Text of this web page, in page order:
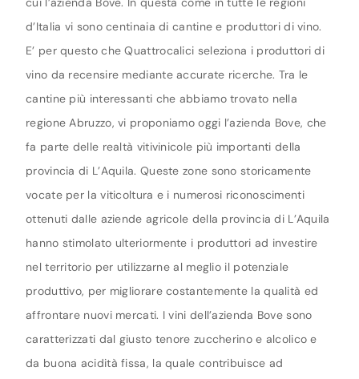
d’Italia vi sono centinaia di cantine e produttori di vino.
E’ per questo che Quattrocalici seleziona i produttori di
vino da recensire mediante accurate ricerche. Tra le
cantine più interessanti che abbiamo trovato nella
regione Abruzzo, vi proponiamo oggi l’azienda Bove, che
fa parte delle realtà vitivinicole più importanti della
provincia di L’Aquila. Queste zone sono storicamente
vocate per la viticoltura e i numerosi riconoscimenti
ottenuti dalle aziende agricole della provincia di L’Aquila
hanno stimolato ulteriormente i produttori ad investire
nel territorio per utilizzarne al meglio il potenziale
produttivo, per migliorare costantemente la qualità ed
affrontare nuovi mercati. I vini dell’azienda Bove sono
caratterizzati dal giusto tenore zuccherino e alcolico e
da buona acidità fissa, la quale contribuisce ad